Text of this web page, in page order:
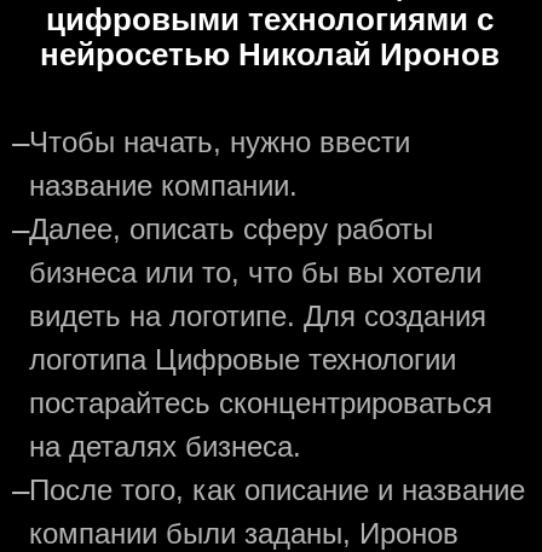
цифровыми технологиями с
нейросетью Николай Иронов
—Чтобы начать, нужно ввести
название компании.
—Далее, описать сферу работы
бизнеса или то, что бы вы хотели
видеть на логотипе. Для создания
логотипа Цифровые технологии
постарайтесь сконцентрироваться
на деталях бизнеса.
—После того, как описание и название
компании были заданы, Иронов